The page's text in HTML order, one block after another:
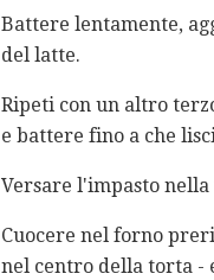
Battere lentamente,
del latte.
Ripeti con un altro
e battere fino a che
Versare l'impasto
Cuocere nel forno
nel centro della torta -